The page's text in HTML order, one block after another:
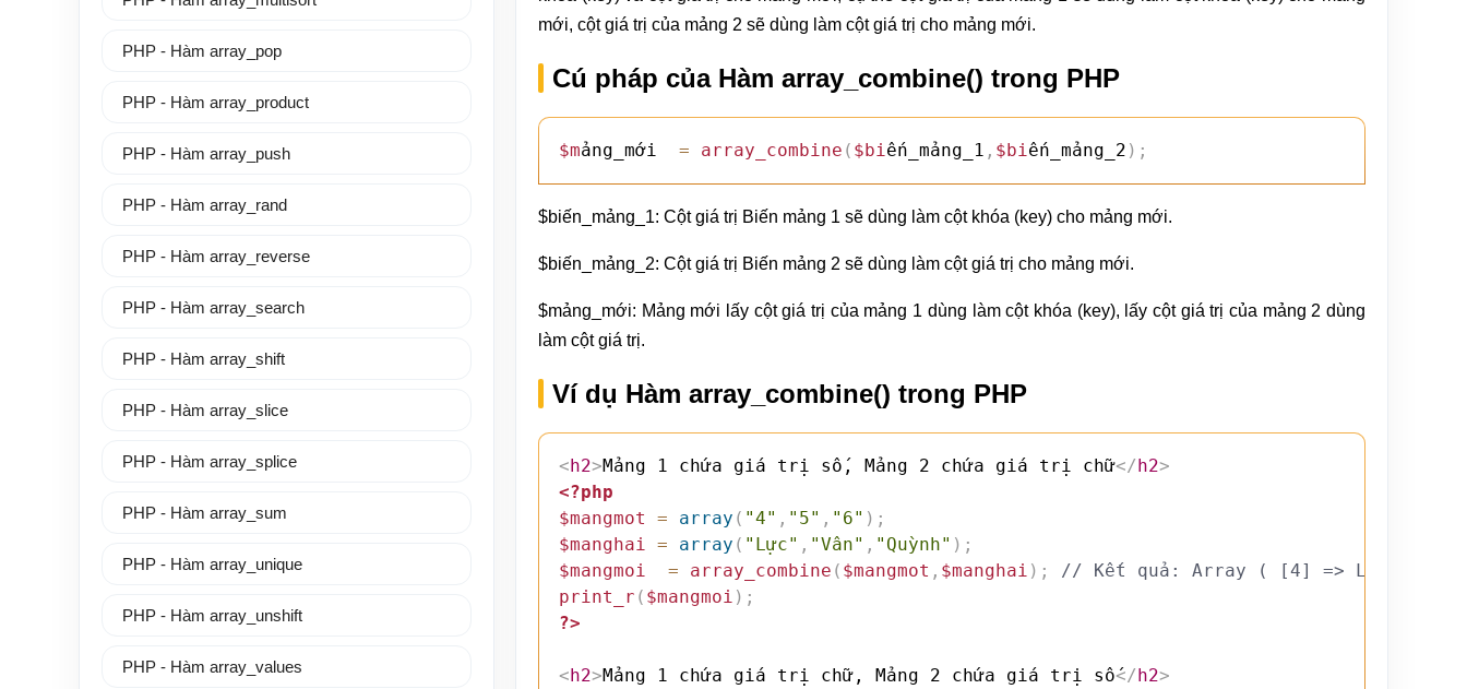
mới, cột giá trị của mảng 2 sẽ dùng làm cột giá trị cho mảng mới.
Cú pháp của Hàm array_combine() trong PHP
$mảng_mới = array_combine ( $biến_mảng_1 , $biến_mảng_2 ) ;
$biến_mảng_1: Cột giá trị Biến mảng 1 sẽ dùng làm cột khóa (key) cho mảng mới.
$biến_mảng_2: Cột giá trị Biến mảng 2 sẽ dùng làm cột giá trị cho mảng mới.
$mảng_mới: Mảng mới lấy cột giá trị của mảng 1 dùng làm cột khóa (key), lấy cột giá trị của mảng 2 dùng
làm cột giá trị.
Ví dụ Hàm array_combine() trong PHP
<h2>Mảng 1 chứa giá trị số, Mảng 2 chứa giá trị chữ</h2>
<?php
$mangmot
= array ( "4" , "5" , "6" ) ;
$manghai = array ( "Lực" , "Vân" , "Quỳnh" ) ;
$mangmoi
= array_combine ( $mangmot , $manghai ) ;
// Kết quả: Array ( [4] => Lực [5] =>
print_r ( $mangmoi ) ;
?>
<h2>Mảng 1 chứa giá trị chữ, Mảng 2 chứa giá trị số</h2>
PHP - Hàm array_pop
PHP - Hàm array_product
PHP - Hàm array_push
PHP - Hàm array_rand
PHP - Hàm array_reverse
PHP - Hàm array_search
PHP - Hàm array_shift
PHP - Hàm array_slice
PHP - Hàm array_splice
PHP - Hàm array_sum
PHP - Hàm array_unique
PHP - Hàm array_unshift
PHP - Hàm array_values